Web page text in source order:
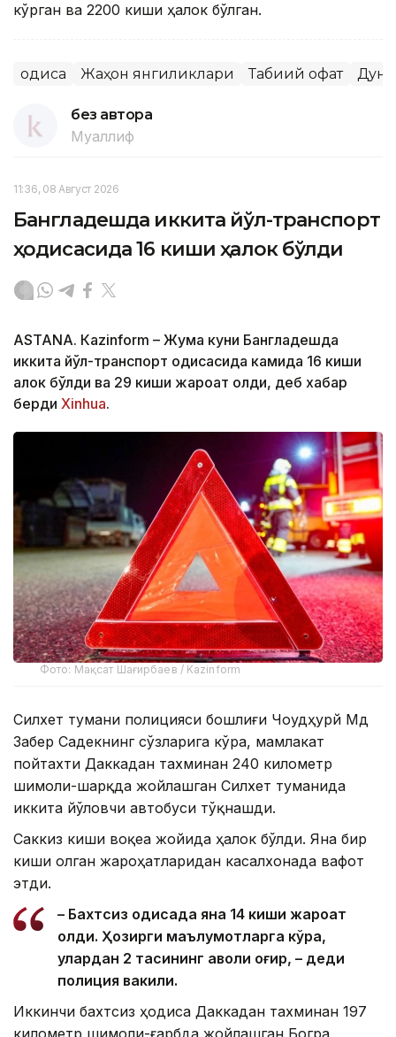
кўрган ва 2200 киши ҳалок бўлган.
Ҳодиса Жаҳон янгиликлари Табиий офат Дунё
без автора
Муаллиф
11:36, 08 Август 2026
Бангладешда иккита йўл-транспорт
ҳодисасида 16 киши ҳалок бўлди
ASTANА. Кazinform – Жума куни Бангладешда
иккита йўл-транспорт ҳодисасида камида 16 киши
ҳалок бўлди ва 29 киши жароҳат олди, деб хабар
берди Xinhua.
Фото: Мақсат Шағирбаев / Kazinform
Силхет тумани полицияси бошлиғи Чоудҳурй Мд
Забер Садекнинг сўзларига кўра, мамлакат
пойтахти Даккадан тахминан 240 километр
шимоли-шарқда жойлашган Силхет туманида
иккита йўловчи автобуси тўқнашди.
Саккиз киши воқеа жойида ҳалок бўлди. Яна бир
киши олган жароҳатларидан касалхонада вафот
этди.
– Бахтсиз ҳодисада яна 14 киши жароҳат
олди. Ҳозирги маълумотларга кўра,
улардан 2 тасининг аҳволи оғир, – деди
полиция вакили.
Иккинчи бахтсиз ҳодиса Даккадан тахминан 197
километр шимоли-ғарбда жойлашган Богра